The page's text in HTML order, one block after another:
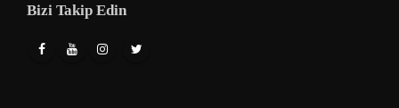
Bizi Takip Edin